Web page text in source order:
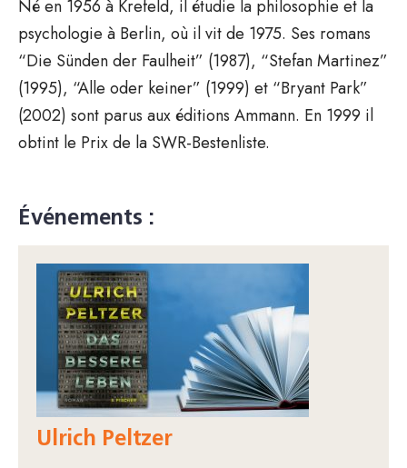
Né en 1956 à Krefeld, il étudie la philosophie et la
psychologie à Berlin, où il vit de 1975. Ses romans
“Die Sünden der Faulheit” (1987), “Stefan Martinez”
(1995), “Alle oder keiner” (1999) et “Bryant Park”
(2002) sont parus aux éditions Ammann. En 1999 il
obtint le Prix de la SWR-Bestenliste.
Événements :
Ulrich Peltzer